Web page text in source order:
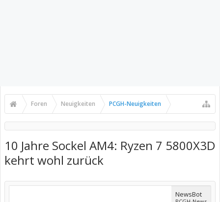
Foren Neuigkeiten PCGH-Neuigkeiten
10 Jahre Sockel AM4: Ryzen 7 5800X3D
kehrt wohl zurück
NewsBot